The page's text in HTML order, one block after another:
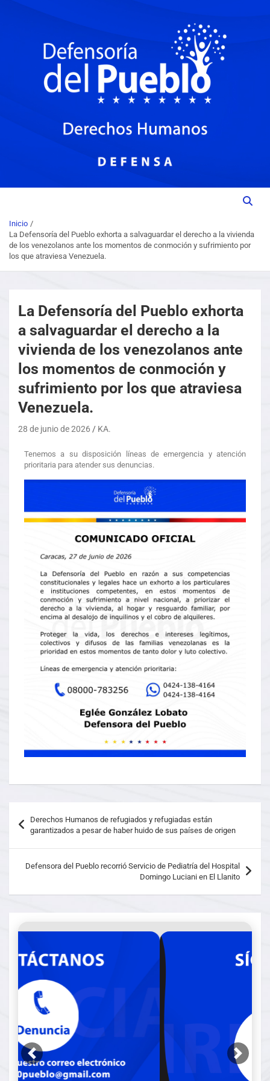
DEFENSORIA DEL PUEBLO
Institución del Poder Ciudadano para la Promoción, Defensa y
Inicio
La Defensoría del Pueblo exhorta a salvaguardar el derecho a la vivienda
de los venezolanos ante los momentos de conmoción y sufrimiento por
los que atraviesa Venezuela.
La Defensoría del Pueblo exhorta
a salvaguardar el derecho a la
vivienda de los venezolanos ante
los momentos de conmoción y
sufrimiento por los que atraviesa
Venezuela.
28 de junio de 2026 KA.
Tenemos a su disposición líneas de emergencia y atención
prioritaria para atender sus denuncias.
Derechos Humanos de refugiados y refugiadas están
garantizados a pesar de haber huido de sus países de origen
Defensora del Pueblo recorrió Servicio de Pediatría del Hospital
Domingo Luciani en El Llanito